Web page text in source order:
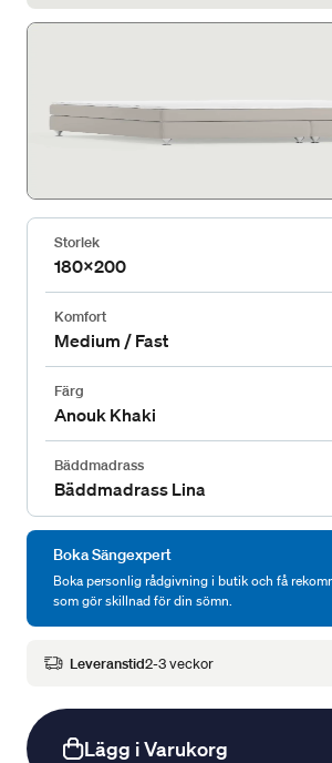
Storlek
180x200
Komfort
Medium / Fast
Färg
Anouk Khaki
Bäddmadrass
Bäddmadrass Lina
Boka Sängexpert
Boka personlig rådgivning i butik och få
som gör skillnad för din sömn.
Leveranstid2-3 veckor
Lägg i Varukorg